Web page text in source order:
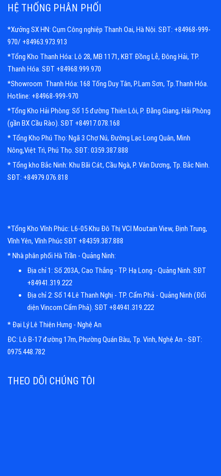
HỆ THỐNG PHÂN PHỐI
*Xưởng SX HN: Cụm Công nghiệp Thanh Oai, Hà Nội. SĐT: +84968-999-
970/ +84963.973.913
*Tổng Kho Thanh Hóa: Lô 28, MB 1171, KBT Đồng Lễ, Đông Hải, TP.
Thanh Hóa. SĐT +84968.999.970
*Showroom Thanh Hóa: 168 Tống Duy Tân, P.Lam Sơn, Tp.Thanh Hóa.
Hotline: +84968-999-970
*Tổng Kho Hải Phòng: Số 15 đường Thiên Lôi, P. Đằng Giang, Hải Phòng
(gần BX Cầu Rào). SĐT +84917.078.168
* Tổng Kho Phú Thọ: Ngã 3 Chợ Nú, Đường Lạc Long Quân, Minh
Nông,Việt Trì, Phú Thọ. SĐT: 0359.387.888
* Tổng kho Bắc Ninh: Khu Bãi Cát, Cầu Ngà, P. Vân Dương, Tp. Bắc Ninh.
SĐT: +84979.076.818
*Tổng Kho Vĩnh Phúc: L6-05 Khu Đô Thị VCI Moutain View, Định Trung,
Vĩnh Yên, Vĩnh Phúc SĐT +84359.387.888
* Nhà phân phối Hà Trần - Quảng Ninh:
Địa chỉ 1: Số 203A, Cao Thắng - TP. Hạ Long - Quảng Ninh. SĐT
+84941.319.222
Địa chỉ 2: Số 14 Lê Thanh Nghị - TP. Cẩm Phả - Quảng Ninh (Đối
diện Vincom Cẩm Phả). SĐT +84941.319.222
* Đại Lý Lê Thiện Hưng - Nghệ An
ĐC: Lô B-17 đường 17m, Phường Quán Bàu, Tp. Vinh, Nghệ An - SĐT:
0975.448.782
THEO DÕI CHÚNG TÔI